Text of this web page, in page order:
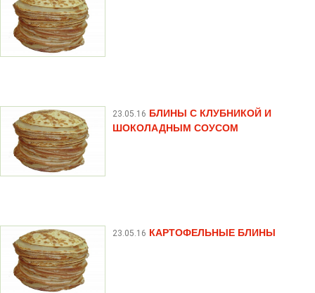
23.05.16 БЛИНЫ С КЛУБНИКОЙ И
ШОКОЛАДНЫМ СОУСОМ
23.05.16 КАРТОФЕЛЬНЫЕ БЛИНЫ